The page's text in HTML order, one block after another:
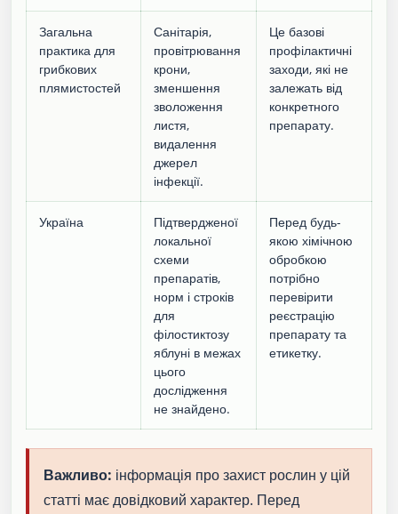
Загальна
практика для
грибкових
плямистостей
Санітарія,
провітрювання
крони,
зменшення
зволоження
листя,
видалення
джерел
інфекції.
Це базові
профілактичні
заходи, які не
залежать від
конкретного
препарату.
Україна
Підтвердженої
локальної
схеми
препаратів,
норм і строків
для
філостиктозу
яблуні в межах
цього
дослідження
не знайдено.
Перед будь-
якою хімічною
обробкою
потрібно
перевірити
реєстрацію
препарату та
етикетку.
Важливо: інформація про захист рослин у цій
статті має довідковий характер. Перед